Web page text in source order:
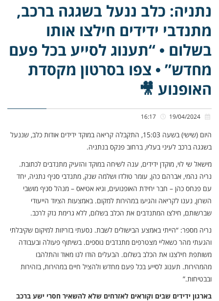
נתניה: כלב ננעל בשגגה ברכב,
מתנדבי ידידים חילצו אותו
בשלום • “תענוג לסייע בכל פעם
מחדש” • צפו בסרטון מקסדת
האופנוע 🎥
היום (שישי) בשעה 15:03, התקבלה קריאה במוקד ידידים אודות כלב, שננעל
בשגגה ברכב לעיני בעליו, ברחוב פנקס בנתניה.
מישאל שי לוי, מוקדן ידידים, ענה לשיחה במוקד והזעיק מתנדבים לכתובת.
נריה נהמי, אברהם כהן, עומר טולדו ושלמה שנק, מתנדבי סניף נתניה, יחד
עם פנחס כהן – חבר יחידת האופנועים, וגיא אטיאס – מנהל סניף מושבי
השרון, נענו לקריאה והגיעו במהירות למקום. באמצעות הציוד הייעודי
שברשותם, חילצו המתנדבים את הכלב בשלום, ללא גרימת נזק לרכב.
נריה מספר: “הייתי באמצע הבישולים לשבת. נסעתי בזריזות למיקום שקיבלתי
והגעתי מהר כשאליי מצטרפים מתנדבים נוספים. בשיתוף פעולה ובעבודה
משותפת חילצנו את הכלב בשלום. הבעלים הודו לנו מאוד והתלהבו
מהמהירות. תענוג לסייע בכל פעם מחדש ולהציל חיים במהירות, בזהירות
ובבטיחות.”
בארגון ידידים שבים וקוראים לאזרחים שלא להשאיר חסרי ישע ברכב